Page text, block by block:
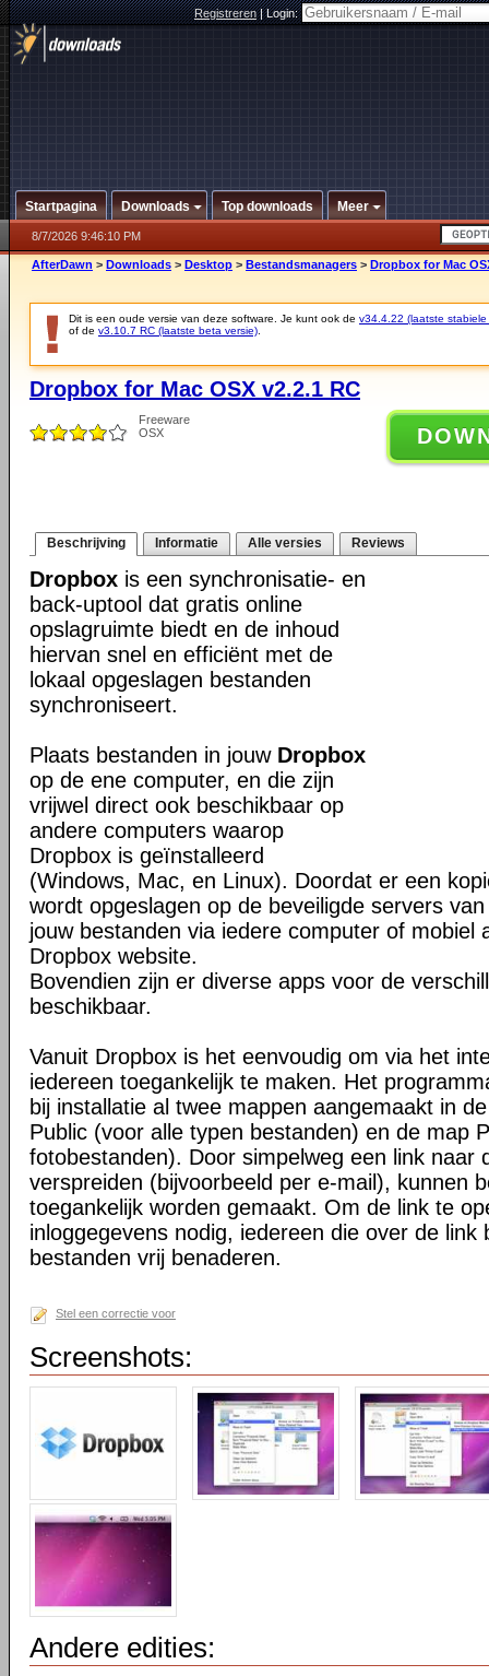
Registreren|Login:
Startpagina Downloads Top downloads Meer
8/7/2026 9:46:10 PM
AfterDawn > Downloads > Desktop > Bestandsmanagers > Dropbox for Mac
Dit is een oude versie van deze software. Je kunt ook de v34.4.22 (laatste stabiele
of de v3.10.7 RC (laatste beta versie)
Dropbox for Mac OSX v2.2.1 RC
Freeware
OSX
Beschrijving Informatie Alle versies Reviews
Dropbox is een synchronisatie- en
back-uptool dat gratis online
opslagruimte biedt en de inhoud
hiervan snel en efficiënt met de
lokaal opgeslagen bestanden
synchroniseert.
Plaats bestanden in jouw Dropbox
op de ene computer, en die zijn
vrijwel direct ook beschikbaar op
andere computers waarop
Dropbox is geïnstalleerd
(Windows, Mac, en Linux). Doordat er een
wordt opgeslagen op de beveiligde servers
jouw bestanden via iedere computer of mobiel
Dropbox website.
Bovendien zijn er diverse apps voor de
beschikbaar.
Vanuit Dropbox is het eenvoudig om via het
iedereen toegankelijk te maken. Het
bij installatie al twee mappen aangemaakt in
Public (voor alle typen bestanden) en de map
fotobestanden). Door simpelweg een link naar
verspreiden (bijvoorbeeld per e-mail), kunnen
toegankelijk worden gemaakt. Om de link te
inloggegevens nodig, iedereen die over de link
bestanden vrij benaderen.
Stel een correctie voor
Screenshots:
Andere edities: